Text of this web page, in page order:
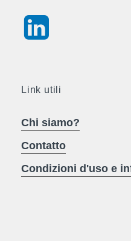
Link utili
Chi siamo?
Contatto
Condizioni d'uso e